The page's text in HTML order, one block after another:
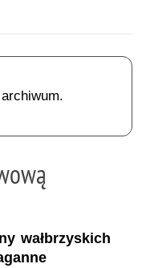
wałbrzyskich